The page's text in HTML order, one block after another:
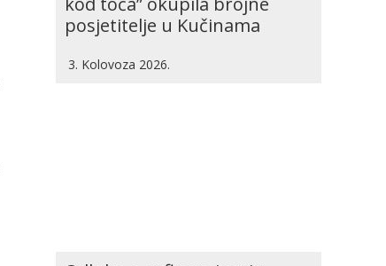
posjetitelje u Kučinama
3. Kolovoza 2026.